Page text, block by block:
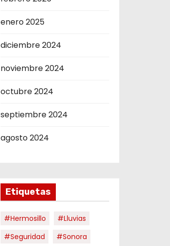
enero 2025
diciembre 2024
noviembre 2024
octubre 2024
septiembre 2024
agosto 2024
Etiquetas
#hermosillo
#Lluvias
#Seguridad
#Sonora